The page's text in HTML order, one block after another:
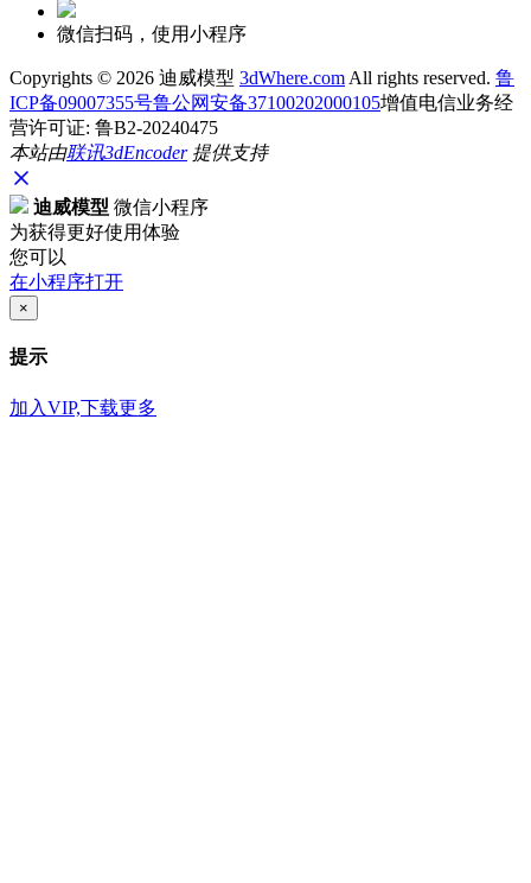
微信扫码，使用小程序
Copyrights © 2026 迪威模型 3dWhere.com All rights reserved. 鲁
ICP备09007355号鲁公网安备37100202000105增值电信业务经
营许可证: 鲁B2-20240475
本站由联讯3dEncoder提供支持
迪威模型 微信小程序
为获得更好使用体验
您可以
在小程序打开
×
提示
加入VIP,下载更多